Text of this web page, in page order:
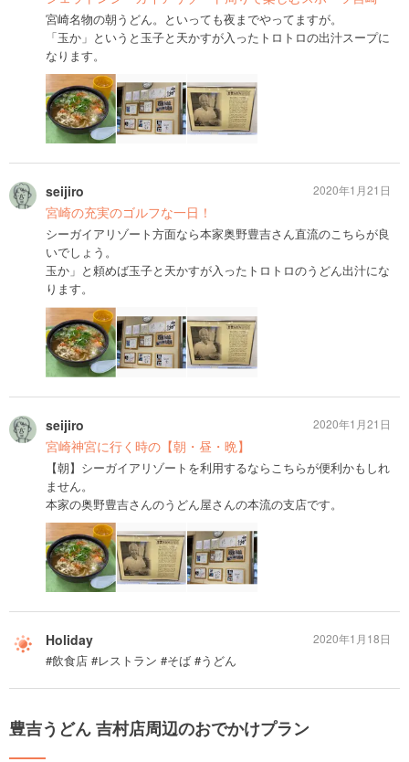
宮崎名物の朝うどん。といっても夜までやってますが。
「玉か」というと玉子と天かすが入ったトロトロの出汁スープに
なります。
seijiro
宮崎の充実のゴルフな一日！
シーガイアリゾート方面なら本家奥野豊吉さん直流のこちらが良
いでしょう。
玉か」と頼めば玉子と天かすが入ったトロトロのうどん出汁にな
ります。
2020年1月21日
seijiro
宮崎神宮に行く時の【朝・昼・晩】
【朝】シーガイアリゾートを利用するならこちらが便利かもしれ
ません。
本家の奥野豊吉さんのうどん屋さんの本流の支店です。
2020年1月21日
Holiday
#飲食店 #レストラン #そば #うどん
2020年1月18日
豊吉うどん 吉村店周辺のおでかけプラン